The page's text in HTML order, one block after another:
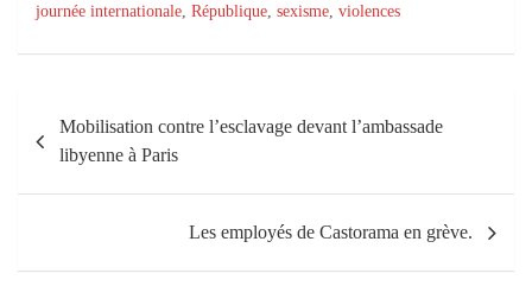
journée internationale République sexisme violences
Navigation
de
l’article
Mobilisation contre l’esclavage devant l’ambassade
libyenne à Paris
Les employés de Castorama en grève.